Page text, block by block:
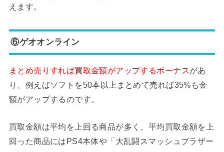
えます。
⑥ゲオオンライン
まとめ売りすれば買取金額がアップするボーナスがあ
り、例えばソフトを50本以上まとめて売れば35%も金
額がアップするのです。
買取金額は平均を上回る商品が多く、平均買取金額を上
回った商品にはPS4本体や「大乱闘スマッシュブラザー